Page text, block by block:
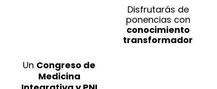
Disfrutarás de
ponencias con
conocimiento
transformador
Un Congreso de
Medicina